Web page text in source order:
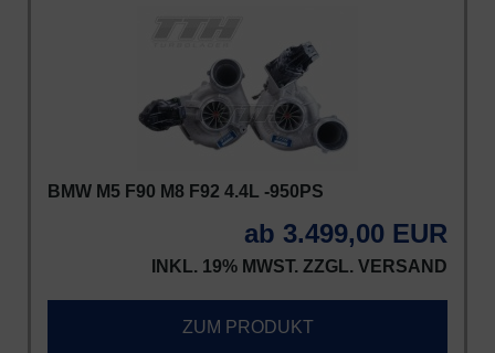
BMW M5 F90 M8 F92 4.4L -950PS
ab 3.499,00 EUR
INKL. 19% MWST. ZZGL. VERSAND
ZUM PRODUKT